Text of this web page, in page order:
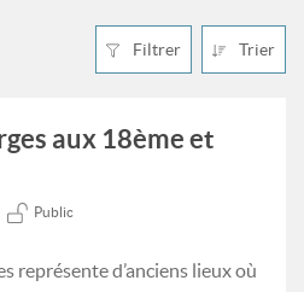
Filtrer Trier
aux 18ème et
Public
représente d’anciens lieux où